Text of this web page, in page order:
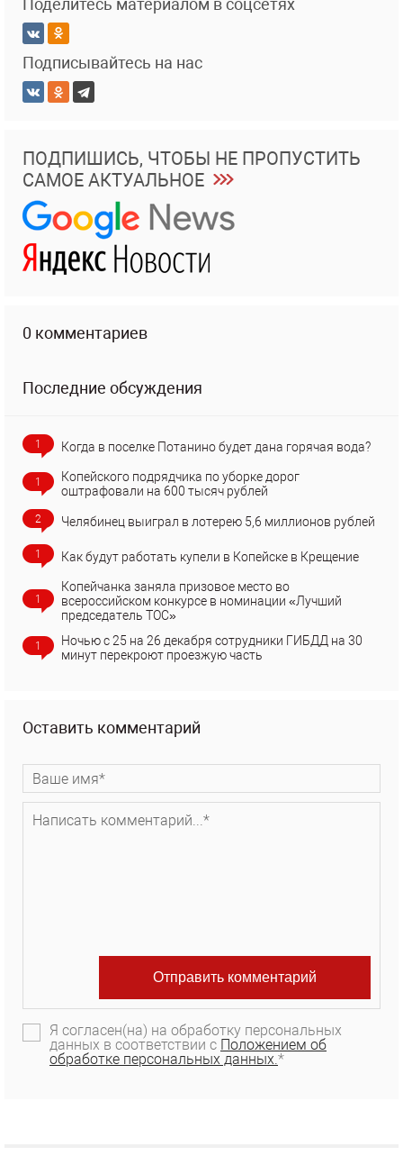
Поделитесь материалом в соцсетях
Подписывайтесь на нас
ПОДПИШИСЬ, ЧТОБЫ НЕ ПРОПУСТИТЬ
САМОЕ АКТУАЛЬНОЕ
0 комментариев
Последние обсуждения
1 Когда в поселке Потанино будет дана горячая вода?
1
Копейского подрядчика по уборке дорог
оштрафовали на 600 тысяч рублей
2 Челябинец выиграл в лотерею 5,6 миллионов рублей
1 Как будут работать купели в Копейске в Крещение
1
Копейчанка заняла призовое место во
всероссийском конкурсе в номинации «Лучший
председатель ТОС»
1
Ночью с 25 на 26 декабря сотрудники ГИБДД на 30
минут перекроют проезжую часть
Оставить комментарий
Я согласен(на) на обработку персональных
данных в соответствии с Положением об
обработке персональных данных.*